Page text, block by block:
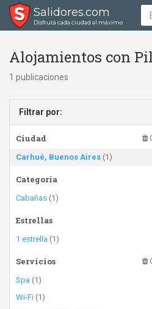
Salidores.com
Disfrutá cada ciudad al máximo
Alojamientos con
1 publicaciones
Filtrar por:
Ciudad
Carhué, Buenos Aires (1)
Categoría
Cabañas (1)
Estrellas
1 estrella (1)
Servicios
Spa (1)
Wi-Fi (1)